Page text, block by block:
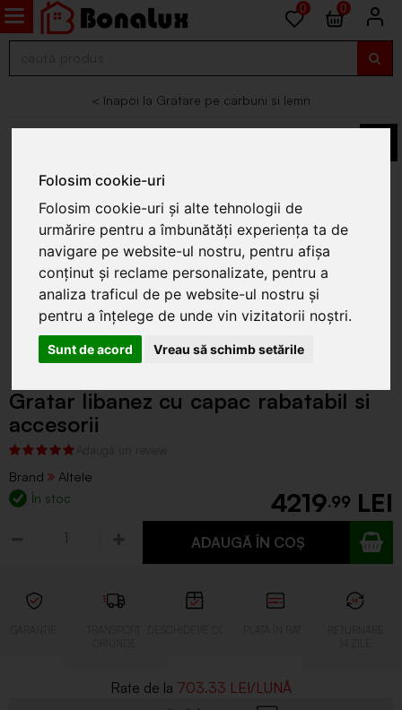
Folosim cookie-uri
Folosim cookie-uri și alte tehnologii de
urmărire pentru a îmbunătăți experiența ta de
navigare pe website-ul nostru, pentru afișa
conținut și reclame personalizate, pentru a
analiza traficul de pe website-ul nostru și
pentru a înțelege de unde vin vizitatorii noștri.
Sunt de acord Vreau să schimb setările
0 0
Gratare pe carbuni si lemn
Gratar libanez cu capac rabatabil si
accesorii
Brand
Altele
În stoc
4219.99
ADAUGĂ ÎN COȘ
703.33